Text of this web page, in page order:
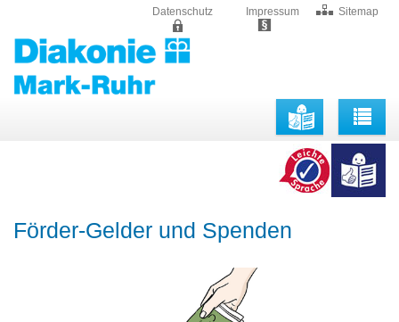
Datenschutz Impressum Sitemap
Förder-Gelder und Spenden